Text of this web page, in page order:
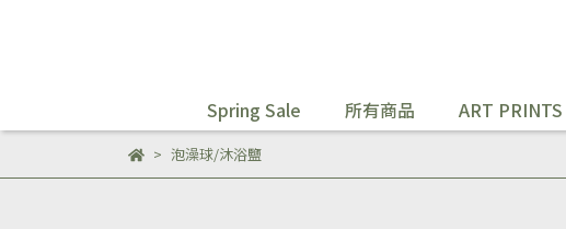
Spring Sale 所有商品 ART PRINTS
泡澡球/沐浴鹽